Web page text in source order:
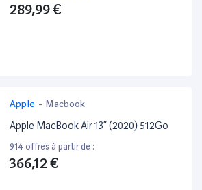
289,99 €
Apple - Macbook
Apple MacBook Air 13” (2020) 512Go
914 offres à partir de :
366,12 €